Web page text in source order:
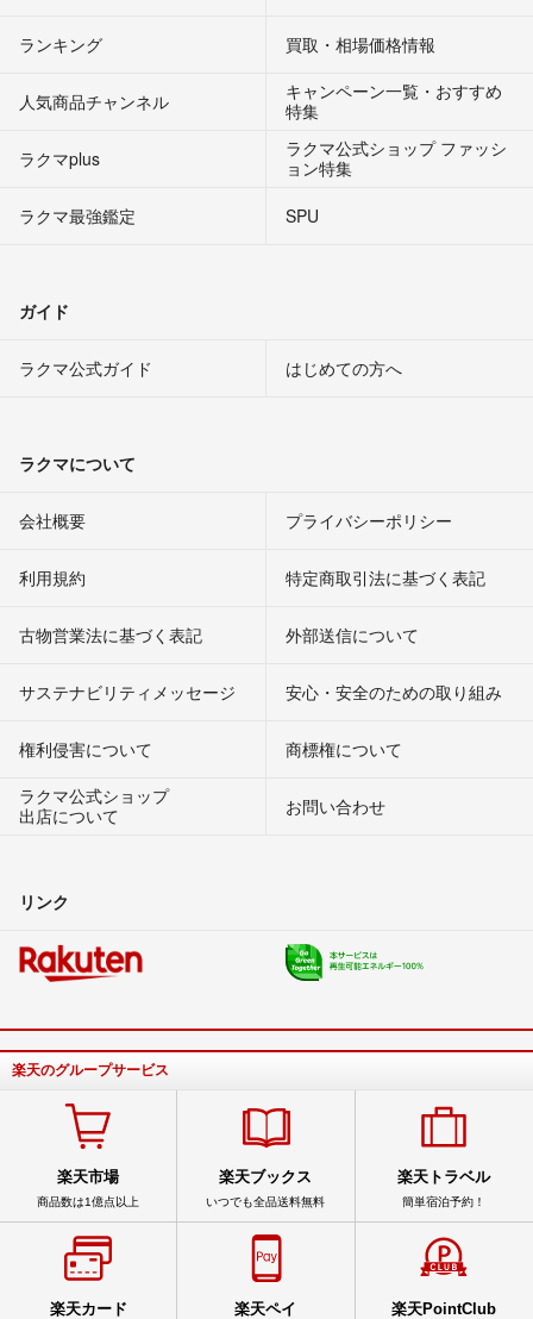
ランキング 買取・相場価格情報
人気商品チャンネル
キャンペーン一覧・おすすめ
特集
ラクマplus
ラクマ公式ショップ ファッシ
ョン特集
ラクマ最強鑑定
SPU
ガイド
ラクマ公式ガイド はじめての方へ
ラクマについて
会社概要 プライバシーポリシー
利用規約 特定商取引法に基づく表記
古物営業法に基づく表記 外部送信について
サステナビリティメッセージ 安心・安全のための取り組み
権利侵害について
商標権について
ラクマ公式ショップ
出店について
お問い合わせ
リンク
楽天のグループサービス
楽天市場
商品数は1億点以上
楽天ブックス
いつでも全品送料無料
楽天トラベル
簡単宿泊予約！
楽天カード 楽天ペイ 楽天PointClub